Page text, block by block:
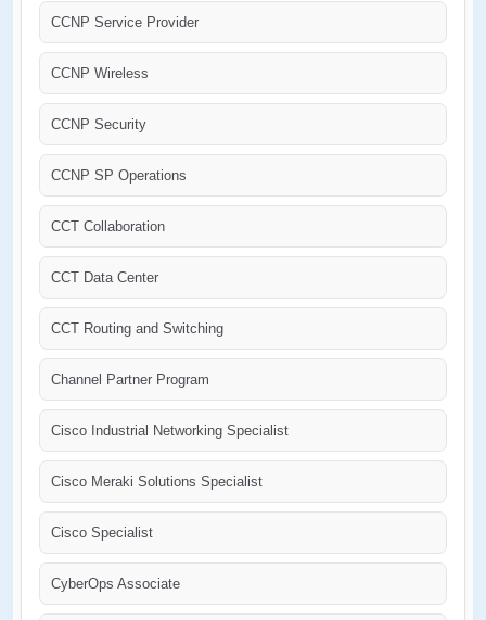
CCNP Service Provider
CCNP Wireless
CCNP Security
CCNP SP Operations
CCT Collaboration
CCT Data Center
CCT Routing and Switching
Channel Partner Program
Cisco Industrial Networking Specialist
Cisco Meraki Solutions Specialist
Cisco Specialist
CyberOps Associate